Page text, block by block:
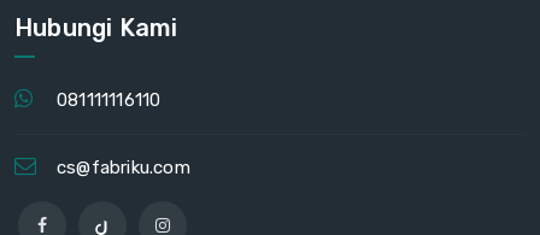
Hubungi Kami
081111116110
cs@fabriku.com